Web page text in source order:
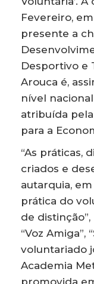
Fevereiro,
presente a
Desportivo e
Arouca é,
nível
atribuída
para a
“As práticas,
criados e
autarquia,
prática do
de
“Voz Amiga”,
voluntariado
Academia